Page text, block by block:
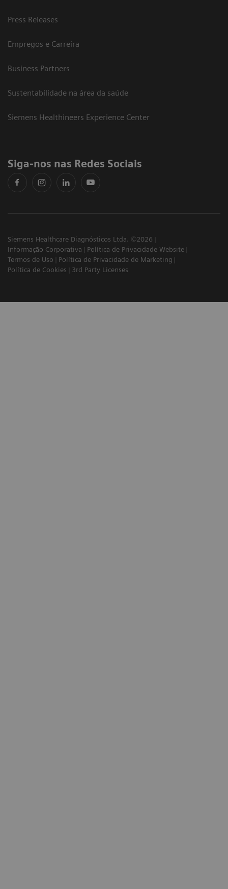
Press Releases
Empregos e Carreira
Business Partners
Sustentabilidade na área da saúde
Siemens Healthineers Experience Center
Siga-nos nas Redes Sociais
Siemens Healthcare Diagnósticos Ltda. ©2026
Informação Corporativa
Política de Privacidade Website
Termos de Uso
Política de Privacidade de Marketing
Política de Cookies
3rd Party Licenses